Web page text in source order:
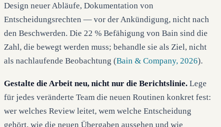
Design neuer Abläufe, Dokumentation von
Entscheidungsrechten — vor der Ankündigung, nicht nach
den Beschwerden. Die 22 % Befähigung von Bain sind die
Zahl, die bewegt werden muss; behandle sie als Ziel, nicht
als nachlaufende Beobachtung (Bain & Company, 2026).
Gestalte die Arbeit neu, nicht nur die Berichtslinie. Lege
für jedes veränderte Team die neuen Routinen konkret fest:
wer welches Review leitet, wem welche Entscheidung
gehört, wie die neuen Übergaben aussehen und wie